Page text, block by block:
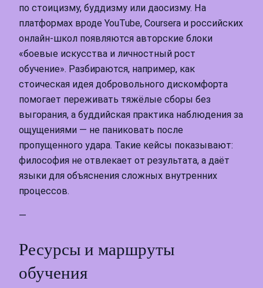
по стоицизму, буддизму или даосизму. На
платформах вроде YouTube, Coursera и российских
онлайн‑школ появляются авторские блоки
«боевые искусства и личностный рост
обучение». Разбираются, например, как
стоическая идея добровольного дискомфорта
помогает переживать тяжёлые сборы без
выгорания, а буддийская практика наблюдения за
ощущениями — не паниковать после
пропущенного удара. Такие кейсы показывают:
философия не отвлекает от результата, а даёт
языки для объяснения сложных внутренних
процессов.
—
Ресурсы и маршруты
обучения